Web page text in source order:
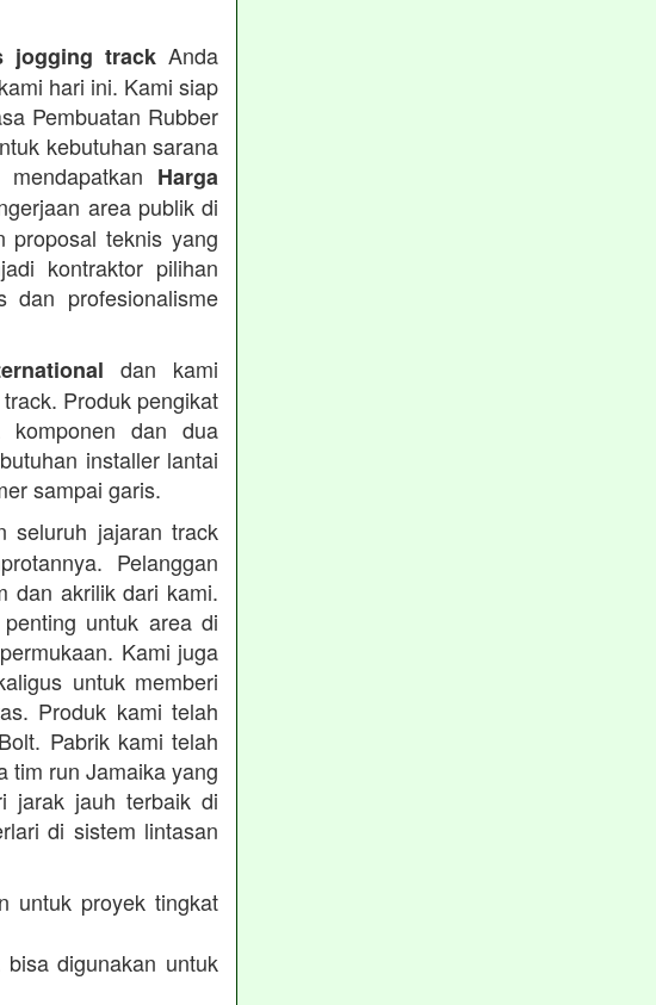
jogging trackAnda
hari ini. Kami siap
Pembuatan Rubber
kebutuhan sarana
Harga
area publik di
proposal teknis yang
kontraktor pilihan
dan profesionalisme
dan kami
Produk pengikat
dan dua
installer lantai
sampai garis.
seluruh jajaran track
Pelanggan
dan akrilik dari kami.
untuk area di
Kami juga
untuk memberi
Produk kami telah
Pabrik kami telah
tim run Jamaika yang
jarak jauh terbaik di
di sistem lintasan
untuk proyek tingkat
digunakan untuk